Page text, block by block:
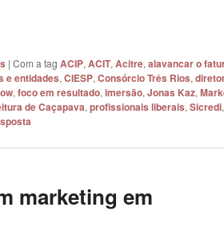
| Com a tag ACIP, ACIT, Acitre, alavancar o
e entidades, CIESP, Consórcio Três Rios,
, foco em resultado, imersão, Jonas Kaz,
de Caçapava, profissionais liberais, Sicredi,
marketing em